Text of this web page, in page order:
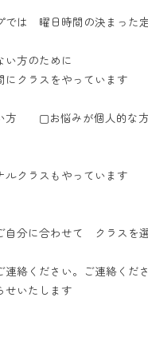
では 曜日時間の決まった
い方のために
にクラスをやっています
い方 ▢お悩みが個人的
クラスもやっています
分に合わせて クラスを
絡ください。ご連絡くだ
せいたします